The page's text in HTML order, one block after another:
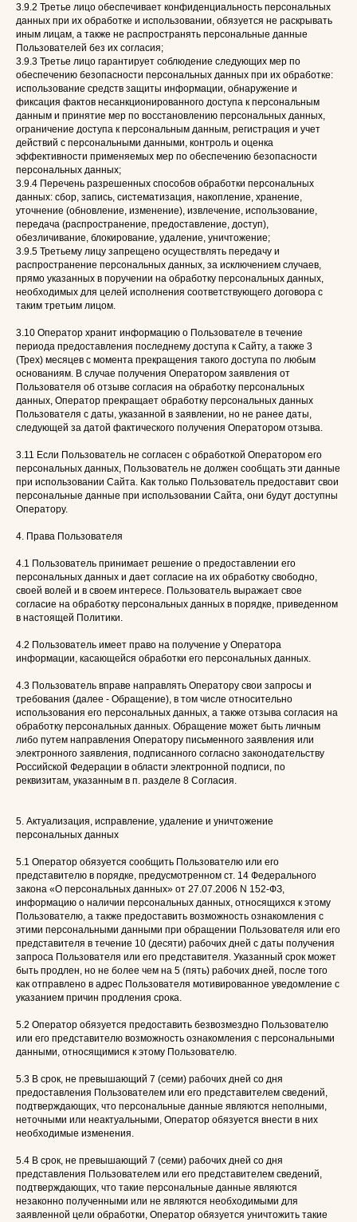
3.9.2 Третье лицо обеспечивает конфиденциальность персональных
данных при их обработке и использовании, обязуется не раскрывать
иным лицам, а также не распространять персональные данные
Пользователей без их согласия;
3.9.3 Третье лицо гарантирует соблюдение следующих мер по
обеспечению безопасности персональных данных при их обработке:
использование средств защиты информации, обнаружение и
фиксация фактов несанкционированного доступа к персональным
данным и принятие мер по восстановлению персональных данных,
ограничение доступа к персональным данным, регистрация и учет
действий с персональными данными, контроль и оценка
эффективности применяемых мер по обеспечению безопасности
персональных данных;
3.9.4 Перечень разрешенных способов обработки персональных
данных: сбор, запись, систематизация, накопление, хранение,
уточнение (обновление, изменение), извлечение, использование,
передача (распространение, предоставление, доступ),
обезличивание, блокирование, удаление, уничтожение;
3.9.5 Третьему лицу запрещено осуществлять передачу и
распространение персональных данных, за исключением случаев,
прямо указанных в поручении на обработку персональных данных,
необходимых для целей исполнения соответствующего договора с
таким третьим лицом.
3.10 Оператор хранит информацию о Пользователе в течение
периода предоставления последнему доступа к Сайту, а также 3
(Трех) месяцев с момента прекращения такого доступа по любым
основаниям. В случае получения Оператором заявления от
Пользователя об отзыве согласия на обработку персональных
данных, Оператор прекращает обработку персональных данных
Пользователя с даты, указанной в заявлении, но не ранее даты,
следующей за датой фактического получения Оператором отзыва.
3.11 Если Пользователь не согласен с обработкой Оператором его
персональных данных, Пользователь не должен сообщать эти данные
при использовании Сайта. Как только Пользователь предоставит свои
персональные данные при использовании Сайта, они будут доступны
Оператору.
4. Права Пользователя
4.1 Пользователь принимает решение о предоставлении его
персональных данных и дает согласие на их обработку свободно,
своей волей и в своем интересе. Пользователь выражает свое
согласие на обработку персональных данных в порядке, приведенном
в настоящей Политики.
4.2 Пользователь имеет право на получение у Оператора
информации, касающейся обработки его персональных данных.
4.3 Пользователь вправе направлять Оператору свои запросы и
требования (далее - Обращение), в том числе относительно
использования его персональных данных, а также отзыва согласия на
обработку персональных данных. Обращение может быть личным
либо путем направления Оператору письменного заявления или
электронного заявления, подписанного согласно законодательству
Российской Федерации в области электронной подписи, по
реквизитам, указанным в п. разделе 8 Согласия.
5. Актуализация, исправление, удаление и уничтожение
персональных данных
5.1 Оператор обязуется сообщить Пользователю или его
представителю в порядке, предусмотренном ст. 14 Федерального
закона «О персональных данных» от 27.07.2006 N 152-ФЗ,
информацию о наличии персональных данных, относящихся к этому
Пользователю, а также предоставить возможность ознакомления с
этими персональными данными при обращении Пользователя или его
представителя в течение 10 (десяти) рабочих дней с даты получения
запроса Пользователя или его представителя. Указанный срок может
быть продлен, но не более чем на 5 (пять) рабочих дней, после того
как отправлено в адрес Пользователя мотивированное уведомление с
указанием причин продления срока.
5.2 Оператор обязуется предоставить безвозмездно Пользователю
или его представителю возможность ознакомления с персональными
данными, относящимися к этому Пользователю.
5.3 В срок, не превышающий 7 (семи) рабочих дней со дня
предоставления Пользователем или его представителем сведений,
подтверждающих, что персональные данные являются неполными,
неточными или неактуальными, Оператор обязуется внести в них
необходимые изменения.
5.4 В срок, не превышающий 7 (семи) рабочих дней со дня
представления Пользователем или его представителем сведений,
подтверждающих, что такие персональные данные являются
незаконно полученными или не являются необходимыми для
заявленной цели обработки, Оператор обязуется уничтожить такие